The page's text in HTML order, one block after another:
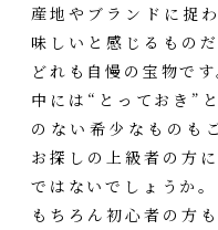
産地やブランドに捉
味しいと感じるもの
どれも自慢の宝物です
中には“とっておき”
のない希少なものも
お探しの上級者の方
ではないでしょうか。
もちろん初心者の方